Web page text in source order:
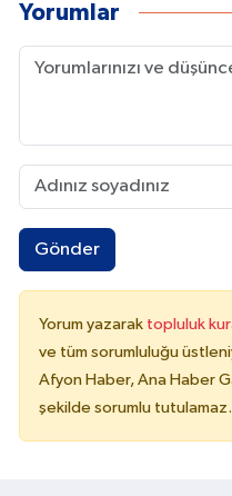
Yorumlar
Gönder
Yorum yazarak topluluk
ve tüm sorumluluğu
Afyon Haber, Ana Haber
şekilde sorumlu tutulamaz.